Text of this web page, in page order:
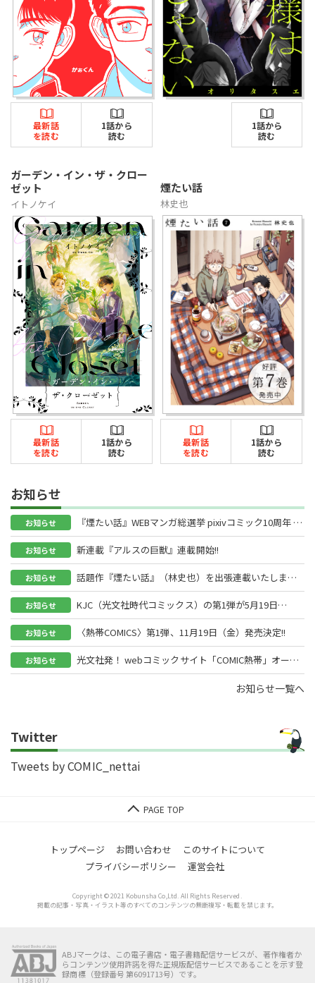
最新話
を読む
1話から
読む
1話から
読む
ガーデン・イン・ザ・クロー
ゼット
イトノケイ
最新話
を読む
1話から
読む
煙たい話
林史也
最新話
を読む
1話から
読む
お知らせ
お知らせ
『煙たい話』WEBマンガ総選挙 pixivコミック10周年 特
別編ノミネート!!
お知らせ 新連載『アルスの巨獣』連載開始!!
お知らせ
話題作『煙たい話』（林史也）を出張連載いたしま
す！
お知らせ
KJC（光文社時代コミックス）の第1弾が5月19日
（木）に発売!!
お知らせ 〈熱帯COMICS〉第1弾、11月19日（金）発売決定!!
お知らせ
光文社発！ webコミックサイト「COMIC熱帯」オープ
ン!!
お知らせ一覧へ
Twitter
Tweets by COMIC_nettai
ABJマークは、この電子書店・電子書籍配信サービスが、著作権者か
らコンテンツ使用許諾を得た正規版配信サービスであることを示す登
録商標（登録番号 第6091713号）です。
トップページ お問い合わせ
このサイトについて
プライバシーポリシー
運営会社
Copyright © 2021 Kobunsha Co,Ltd. All Rights Reserved.
掲載の記事・写真・イラスト等のすべてのコンテンツの無断複写・転載を禁じます。